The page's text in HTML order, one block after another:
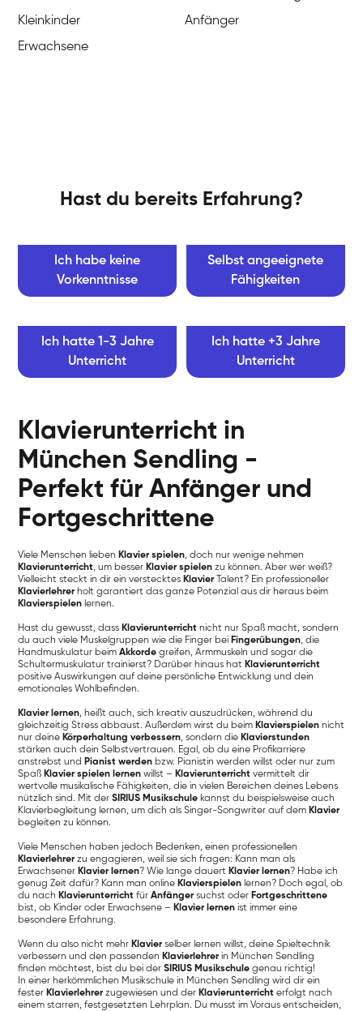
Kleinkinder
Anfänger
Erwachsene
Hast du bereits Erfahrung?
Ich habe keine
Vorkenntnisse
Selbst angeeignete
Fähigkeiten
Ich hatte 1-3 Jahre
Unterricht
Ich hatte +3 Jahre
Unterricht
Klavierunterricht in
München Sendling -
Perfekt für Anfänger und
Fortgeschrittene
Viele Menschen lieben Klavier spielen, doch nur wenige nehmen
Klavierunterricht, um besser Klavier spielen zu können. Aber wer weiß?
Vielleicht steckt in dir ein verstecktes Klavier Talent? Ein professioneller
Klavierlehrer holt garantiert das ganze Potenzial aus dir heraus beim
Klavierspielen lernen.
Hast du gewusst, dass Klavierunterricht nicht nur Spaß macht, sondern
du auch viele Muskelgruppen wie die Finger bei Fingerübungen, die
Handmuskulatur beimAkkorde greifen, Armmuskeln und sogar die
Schultermuskulatur trainierst? Darüber hinaus hat Klavierunterricht
positive Auswirkungen auf deine persönliche Entwicklung und dein
emotionales Wohlbefinden.
Klavier lernen, heißt auch, sich kreativ auszudrücken, während du
gleichzeitig Stress abbaust. Außerdem wirst du beim Klavierspielen nicht
nur deine Körperhaltung verbessern, sondern die Klavierstunden
stärken auch dein Selbstvertrauen. Egal, ob du eine Profikarriere
anstrebst und Pianist werden bzw. Pianistin werden willst oder nur zum
Spaß Klavier spielen lernen willst – Klavierunterricht vermittelt dir
wertvolle musikalische Fähigkeiten, die in vielen Bereichen deines Lebens
nützlich sind. Mit derSIRIUS Musikschule kannst du beispielsweise auch
Klavierbegleitung lernen, um dich als Singer-Songwriter auf dem Klavier
begleiten zu können.
Viele Menschen haben jedoch Bedenken, einen professionellen
Klavierlehrer zu engagieren, weil sie sich fragen: Kann man als
Erwachsener Klavier lernen? Wie lange dauert Klavier lernen? Habe ich
genug Zeit dafür? Kann man online Klavierspielen lernen? Doch egal, ob
du nach Klavierunterricht fürAnfänger suchst oder Fortgeschrittene
bist, ob Kinder oder Erwachsene – Klavier lernen ist immer eine
besondere Erfahrung.
Wenn du also nicht mehr Klavier selber lernen willst, deine Spieltechnik
verbessern und den passenden Klavierlehrer in München Sendling
finden möchtest, bist du bei derSIRIUS Musikschule genau richtig!
In einer herkömmlichen Musikschule in München Sendling wird dir ein
fester Klavierlehrer zugewiesen und der Klavierunterricht erfolgt nach
einem starren, festgesetzten Lehrplan. Du musst im Voraus entscheiden,